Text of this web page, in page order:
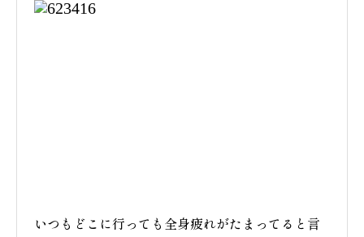
いつもどこに行っても全身疲れがたまってると言